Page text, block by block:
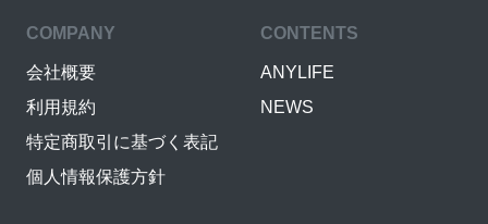
COMPANY
会社概要
利用規約
特定商取引に基づく表記
個人情報保護方針
CONTENTS
ANYLIFE
NEWS